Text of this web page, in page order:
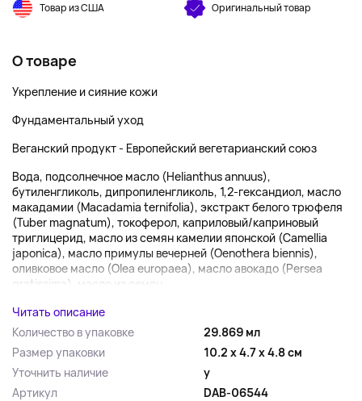
Товар из США Оригинальный товар
О товаре
Укрепление и сияние кожи
Фундаментальный уход
Веганский продукт - Европейский вегетарианский союз
Вода, подсолнечное масло (Helianthus annuus),
бутиленгликоль, дипропиленгликоль, 1,2-гександиол, масло
макадамии (Macadamia ternifolia), экстракт белого трюфеля
(Tuber magnatum), токоферол, каприловый/каприновый
триглицерид, масло из семян камелии японской (Camellia
japonica), масло примулы вечерней (Oenothera biennis),
оливковое масло (Olea europaea), масло авокадо (Persea
gratissima), масло из семян ...
Читать описание
Количество в упаковке
29.869 мл
Размер упаковки
10.2 x 4.7 x 4.8 см
Уточнить наличие
y
Артикул
DAB-06544